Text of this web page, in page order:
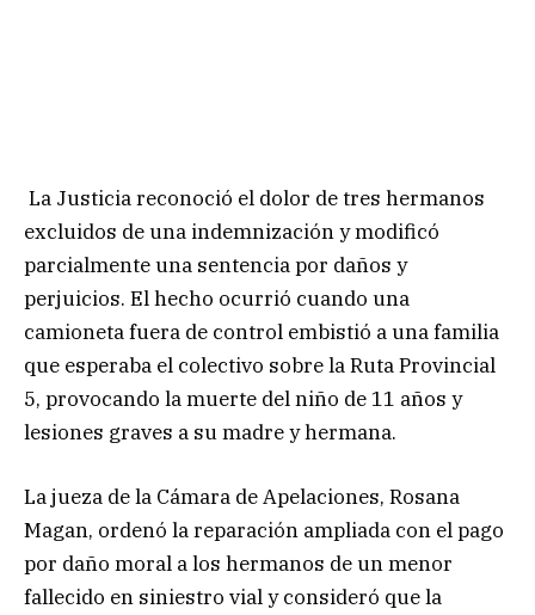
La Justicia reconoció el dolor de tres hermanos
excluidos de una indemnización y modificó
parcialmente una sentencia por daños y
perjuicios. El hecho ocurrió cuando una
camioneta fuera de control embistió a una familia
que esperaba el colectivo sobre la Ruta Provincial
5, provocando la muerte del niño de 11 años y
lesiones graves a su madre y hermana.
La jueza de la Cámara de Apelaciones, Rosana
Magan, ordenó la reparación ampliada con el pago
por daño moral a los hermanos de un menor
fallecido en siniestro vial y consideró que la